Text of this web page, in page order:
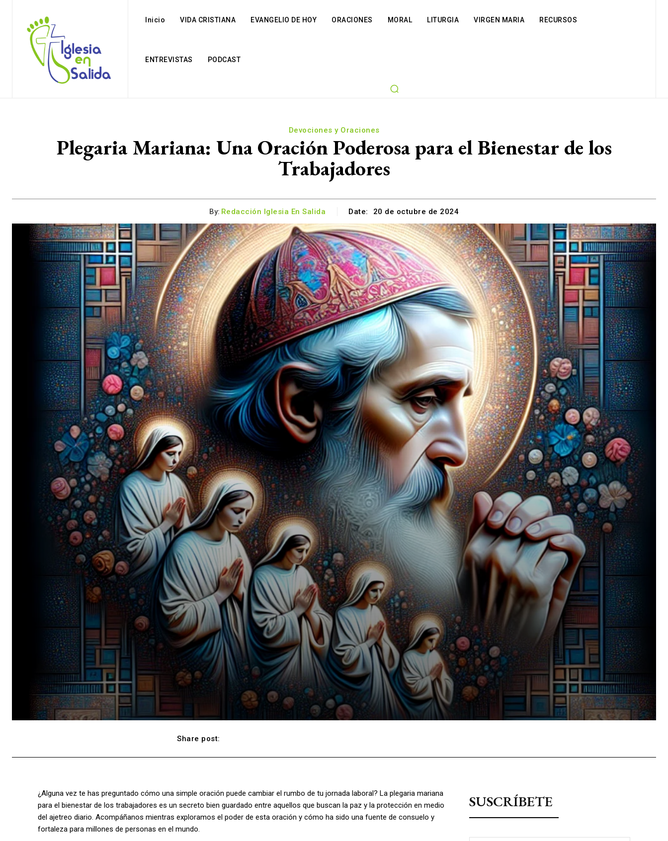
Inicio VIDA CRISTIANA EVANGELIO DE HOY ORACIONES MORAL LITURGIA VIRGEN MARIA RECURSOS
ENTREVISTAS PODCAST
Devociones y Oraciones
Plegaria Mariana: Una Oración Poderosa para el Bienestar de los
Trabajadores
By: Redacción Iglesia En Salida Date: 20 de octubre de 2024
Share post:
¿Alguna vez te has preguntado cómo una simple oración puede cambiar el rumbo de tu jornada laboral? La plegaria mariana
para el bienestar de los trabajadores es un secreto bien guardado entre aquellos que buscan la paz y la protección en medio
del ajetreo diario. Acompáñanos mientras exploramos el poder de esta oración y cómo ha sido una fuente de consuelo y
fortaleza para millones de personas en el mundo.
SUSCRÍBETE